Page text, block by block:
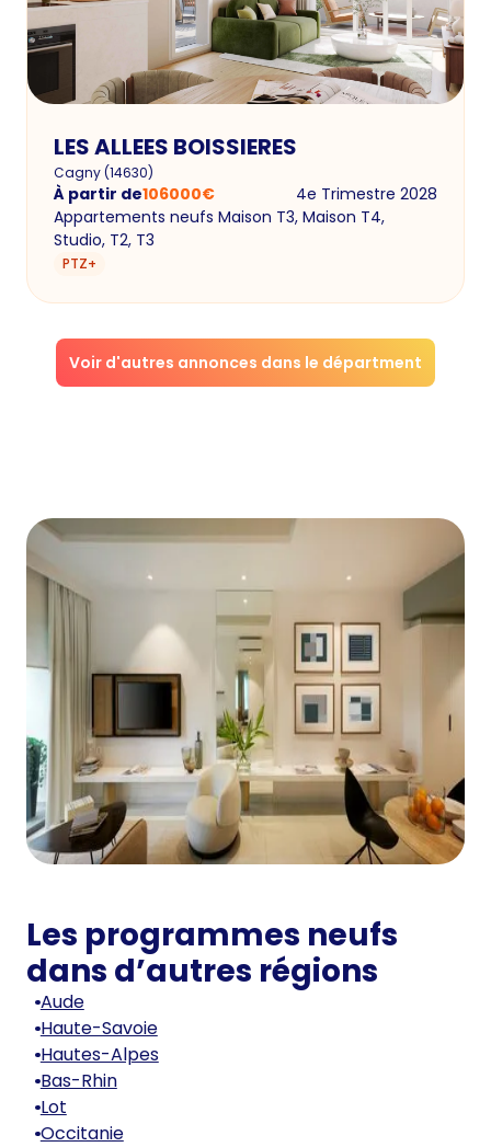
LES ALLEES BOISSIERES
Cagny(14630)
À partir de106000€
4e Trimestre 2028
Appartements neufs Maison T3, Maison T4,
Studio, T2, T3
PTZ+
Voir d'autres annonces dans le départment
Les programmes neufs
dans d’autres régions
Aude
Haute-Savoie
Hautes-Alpes
Bas-Rhin
Lot
Occitanie